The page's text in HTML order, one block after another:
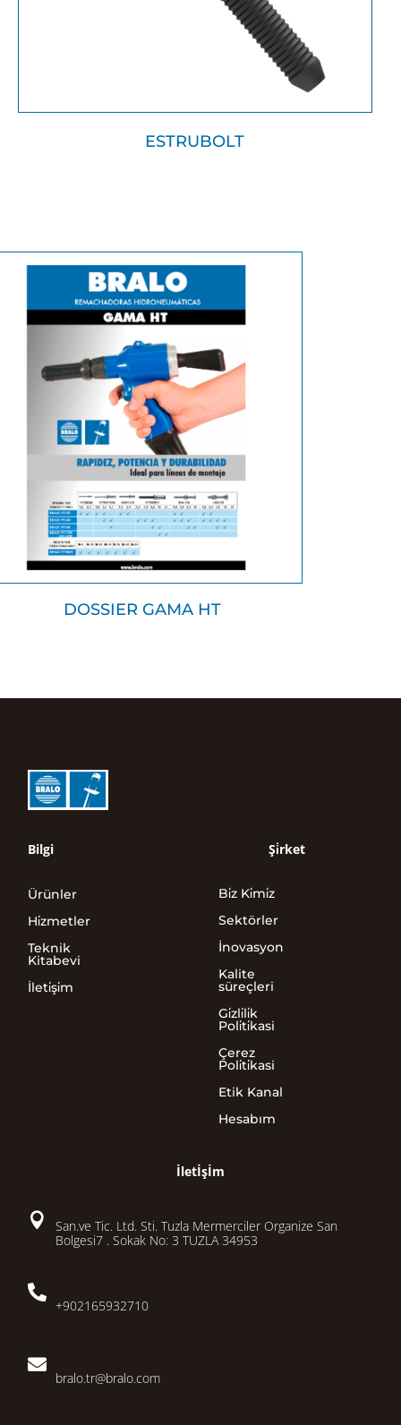
ESTRUBOLT
DOSSIER GAMA HT
Bilgi
Ürünler
Hi̇zmetler
Teknik
Kitabevi
İleti̇şi̇m
Şi̇rket
Bi̇z Ki̇mi̇z
Sektörler
İnovasyon
Kalite
süreçleri
Gi̇zli̇li̇k
Poli̇ti̇kasi
Çerez
Poli̇ti̇kasi
Etik Kanal
Hesabım
İletİşİm

San.ve Tic. Ltd. Sti. Tuzla Mermerciler Organize San
Bolgesi7 . Sokak No: 3 TUZLA 34953

+902165932710

bralo.tr@bralo.com